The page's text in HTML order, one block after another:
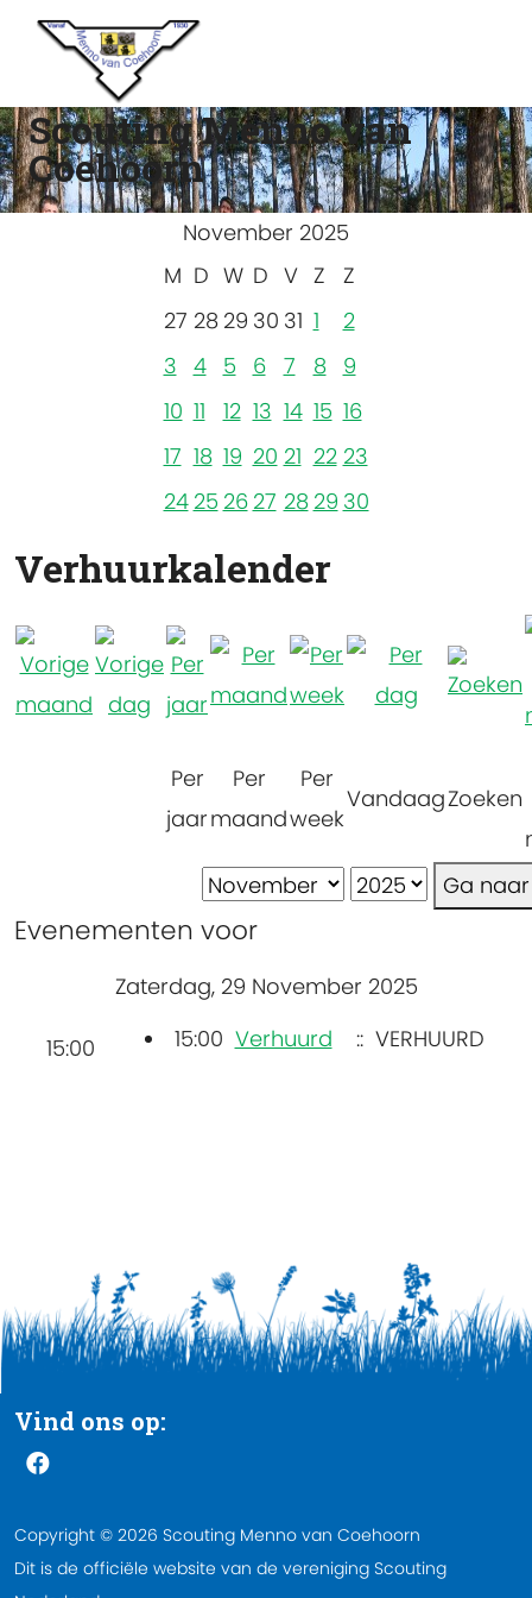
Scouting Menno van
Coehoorn
November 2025
M D W D V Z
Z
27 28 29 30 31 1
2
3 4 5 6 7 8
9
10 11 12 13 14 15 16
17 18 19 20 21 22 23
24 25 26 27 28 29 30
Verhuurkalender
Per
jaar
Per
maand
Per
week
VandaagZoeken
Ga
Evenementen voor
Zaterdag, 29 November 2025
15:00 15:00 Verhuurd :: VERHUURD
Vind ons op:
Copyright © 2026 Scouting Menno van Coehoorn
Dit is de officiële website van de vereniging Scouting